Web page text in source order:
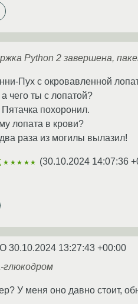
Python 2 завершена,
Пух с окровавленной
чего ты с лопатой?
Пятачка похоронил.
лопата в крови?
раза из могилы вылазил!
★★★★★ (30.10.2024 14:07:36
30.10.2024 13:27:43 +00:00
глюкодром
У меня оно давно стоит,